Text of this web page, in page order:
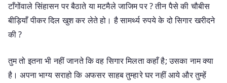
टाँगोंवाले सिंहासन पर बैठाते या मटमैले जाजिम पर ? तीन पैसे की चौबीस
बीड़ियाँ पीकर दिल खुश कर लेते हो। है सामर्थ्य रुपये के दो सिगार खरीदने
की ?
तुम तो इतना भी नहीं जानते कि वह सिगार मिलता कहाँ है; उसका नाम क्या
है। अपना भाग्य सराहो कि अफसर साहब तुम्हारे घर नहीं आये और तुम्हें